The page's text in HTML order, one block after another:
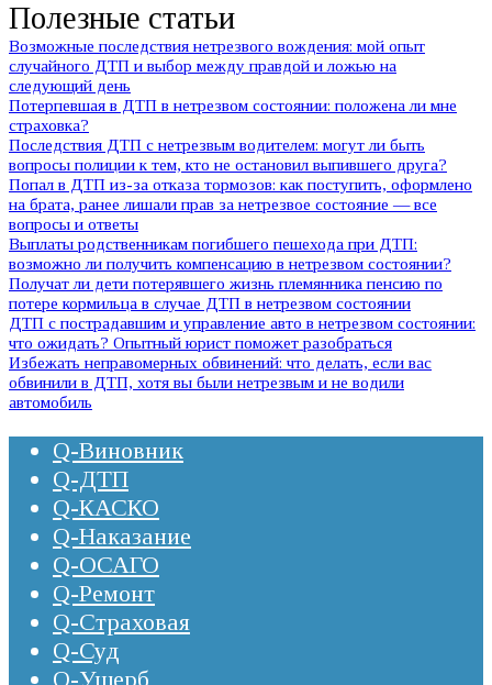
Полезные статьи
Возможные последствия нетрезвого вождения: мой опыт
случайного ДТП и выбор между правдой и ложью на
следующий день
Потерпевшая в ДТП в нетрезвом состоянии: положена ли мне
страховка?
Последствия ДТП с нетрезвым водителем: могут ли быть
вопросы полиции к тем, кто не остановил выпившего друга?
Попал в ДТП из-за отказа тормозов: как поступить, оформлено
на брата, ранее лишали прав за нетрезвое состояние — все
вопросы и ответы
Выплаты родственникам погибшего пешехода при ДТП:
возможно ли получить компенсацию в нетрезвом состоянии?
Получат ли дети потерявшего жизнь племянника пенсию по
потере кормильца в случае ДТП в нетрезвом состоянии
ДТП с пострадавшим и управление авто в нетрезвом состоянии:
что ожидать? Опытный юрист поможет разобраться
Избежать неправомерных обвинений: что делать, если вас
обвинили в ДТП, хотя вы были нетрезвым и не водили
автомобиль
Q-Виновник
Q-ДТП
Q-КАСКО
Q-Наказание
Q-ОСАГО
Q-Ремонт
Q-Страховая
Q-Суд
Q-Ущерб